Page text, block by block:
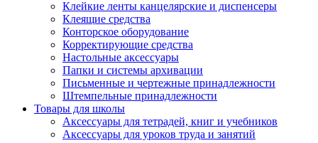
Клейкие ленты канцелярские и диспенсеры
Клеящие средства
Конторское оборудование
Корректирующие средства
Настольные аксессуары
Папки и системы архивации
Письменные и чертежные принадлежности
Штемпельные принадлежности
Товары для школы
Аксессуары для тетрадей, книг и учебников
Аксессуары для уроков труда и занятий